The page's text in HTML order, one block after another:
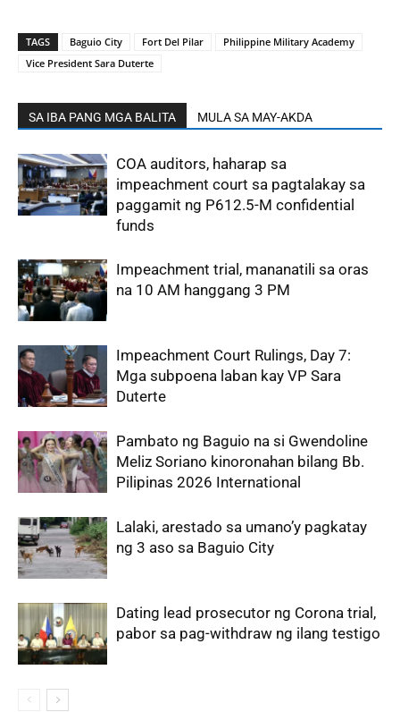
TAGS Baguio City Fort Del Pilar
Philippine Military Academy
Vice President Sara Duterte
SA IBA PANG MGA BALITA MULA SA MAY-AKDA
COA auditors, haharap sa
impeachment court sa pagtalakay sa
paggamit ng P612.5-M confidential
funds
Impeachment trial, mananatili sa oras
na 10 AM hanggang 3 PM
Impeachment Court Rulings, Day 7:
Mga subpoena laban kay VP Sara
Duterte
Pambato ng Baguio na si Gwendoline
Meliz Soriano kinoronahan bilang Bb.
Pilipinas 2026 International
Lalaki, arestado sa umano’y pagkatay
ng 3 aso sa Baguio City
Dating lead prosecutor ng Corona trial,
pabor sa pag-withdraw ng ilang testigo